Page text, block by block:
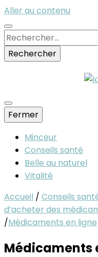
Aller au contenu
Rechercher :
Idéal
Fermer
Minceur
Conseils santé
Belle au naturel
Vitalité
Accueil / Conseils
d’acheter des
/Médicaments en ligne
Médicaments